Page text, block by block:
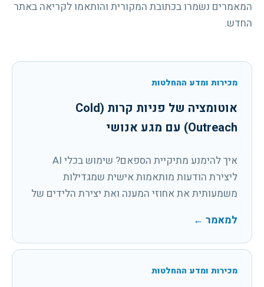
המאמרים נשמרו בכתובת המקורית והותאמו לקריאה באתר
החדש.
מכירות ומדע ההחלטות
אוטומציה של פניות קרות (Cold
Outreach) עם מגע אנושי
איך להימנע מתיקיית הספאם? שימוש בכלי AI
ליצירת הודעות מותאמות אישית שמגדילות
משמעותית את אחוזי המענה ואת יצירת הלידים של
למאמר ←
מכירות ומדע ההחלטות